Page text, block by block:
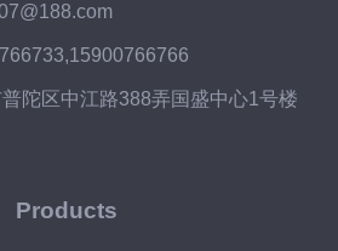
陀区中江路388弄国盛中心1号楼
Products